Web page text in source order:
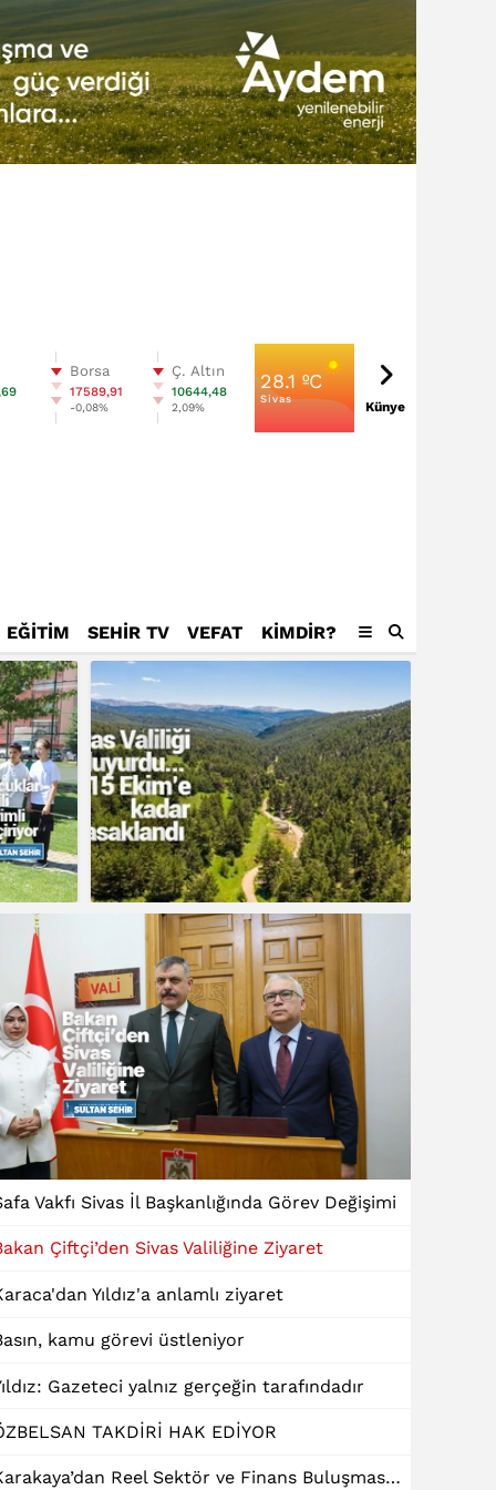
Borsa
17589,91
-0,08%
Ç. Altın
10644,48
2,09%
28.1 ºC
Sivas
Künye
EĞİTİM SEHİR TV VEFAT KIMDIR?
Vakfı Sivas İl Başkanlığında Görev Değişimi
Çiftçi’den Sivas Valiliğine Ziyaret
Yıldız'a anlamlı ziyaret
kamu görevi üstleniyor
Gazeteci yalnız gerçeğin tarafındadır
TAKDİRİ HAK EDİYOR
Karakaya’dan Reel Sektör ve Finans Buluşmasında "Dinamik Kredi" Talebi